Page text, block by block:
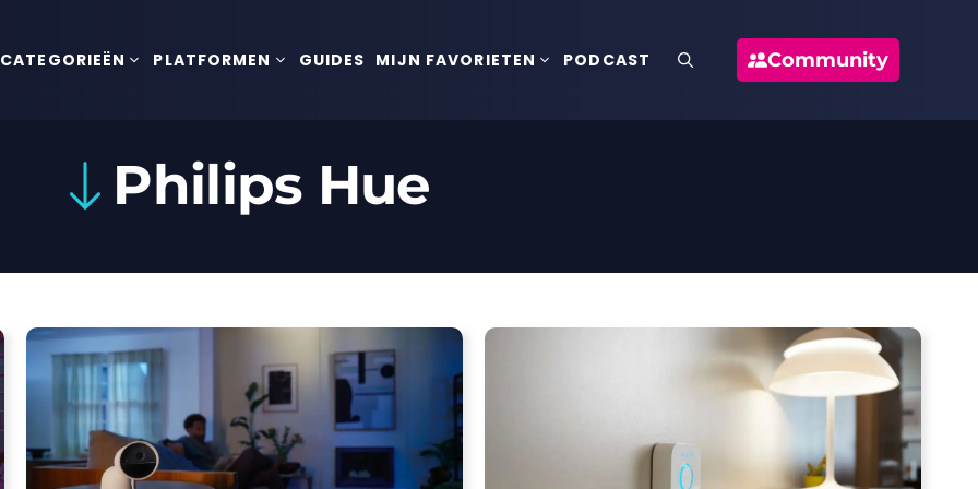
CATEGORIEËN PLATFORMEN GUIDES MIJN FAVORIETEN PODCAST Community
Philips Hue